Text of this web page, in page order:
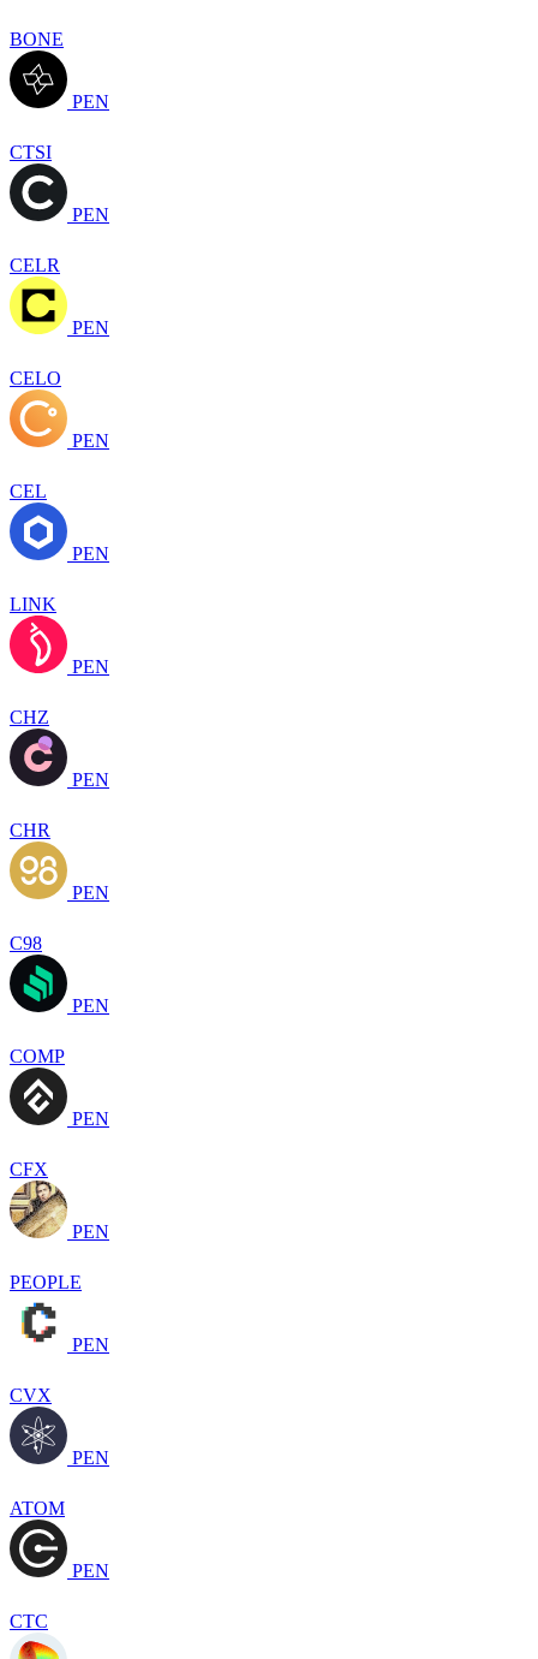
BONE
PEN
CTSI
PEN
CELR
PEN
CELO
PEN
CEL
PEN
LINK
PEN
CHZ
PEN
CHR
PEN
C98
PEN
COMP
PEN
CFX
PEN
PEOPLE
PEN
CVX
PEN
ATOM
PEN
CTC